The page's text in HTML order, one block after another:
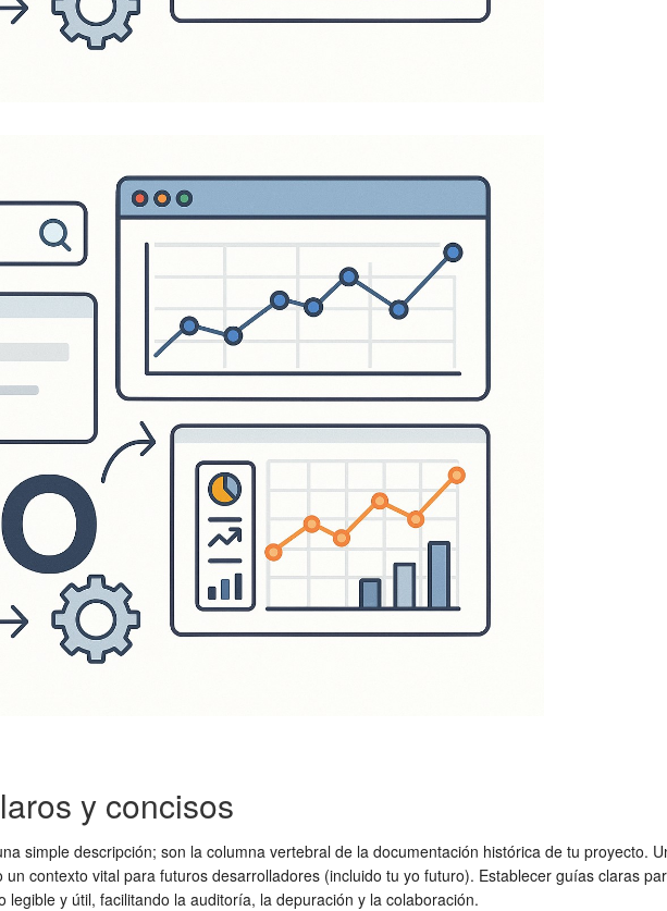
y concisos
simple descripción; son la columna vertebral de la documentación histórica de tu proyecto.
contexto vital para futuros desarrolladores (incluido tu yo futuro). Establecer guías claras
y útil, facilitando la auditoría, la depuración y la colaboración.